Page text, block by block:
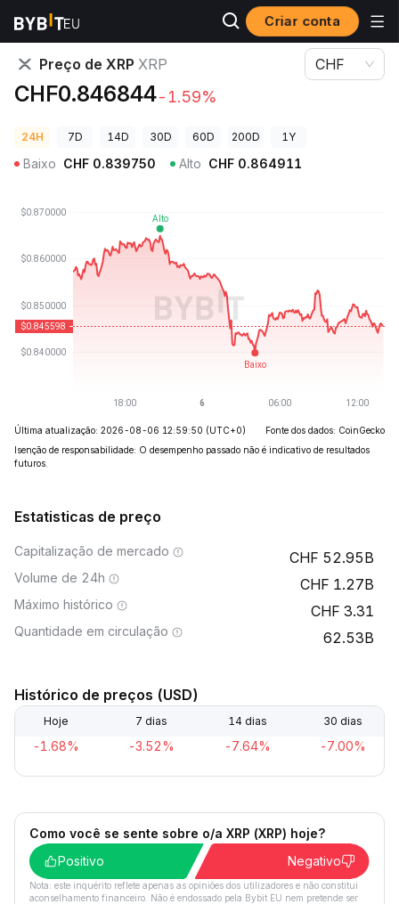
Criar conta
Preços de Criptomoedas Preço de XRP XRP
Preço de XRP XRP
CHF0.846844-1.59%
CHF
24H 7D 14D 30D 60D 200D 1Y
Baixo CHF 0.839750 Alto CHF 0.864911
Última atualização: 2026-08-06 12:59:50 (UTC+0)
Fonte dos dados: CoinGecko
Isenção de responsabilidade: O desempenho passado não é indicativo de resultados
futuros.
Estatisticas de preço
Capitalização de mercado 52.95B
Volume de 24h 1.27B
Máximo histórico 3.31
Quantidade em circulação 62.53B
Histórico de preços (USD)
Hoje 7 dias 14 dias 30 dias
-1.68% -3.52% -7.64% -7.00%
Como você se sente sobre o/a XRP (XRP) hoje?
Positivo
Negativo
Nota: este inquérito reflete apenas as opiniões dos utilizadores e não constitui
aconselhamento financeiro. Não é endossado pela Bybit EU nem pretende ser